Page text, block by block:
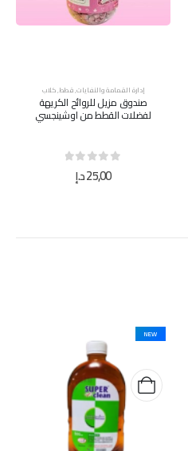
إدارة القمامة والنفايات,قطط,كلاب
صندوق مزيل للروائح الكريهة
لفضلات القطط من اوشينجسي
out of 5
25,00د.إ
NEW